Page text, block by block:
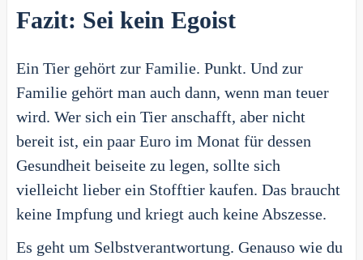
Fazit: Sei kein Egoist
Ein Tier gehört zur Familie. Punkt. Und zur
Familie gehört man auch dann, wenn man teuer
wird. Wer sich ein Tier anschafft, aber nicht
bereit ist, ein paar Euro im Monat für dessen
Gesundheit beiseite zu legen, sollte sich
vielleicht lieber ein Stofftier kaufen. Das braucht
keine Impfung und kriegt auch keine Abszesse.
Es geht um Selbstverantwortung. Genauso wie du